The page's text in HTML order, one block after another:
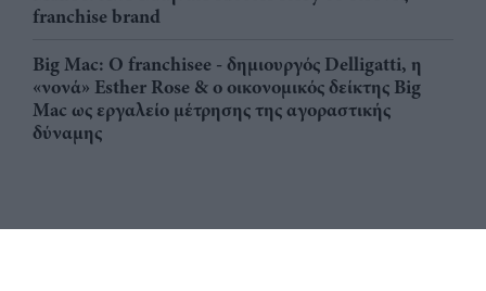
franchise brand
Big Mac: Ο franchisee - δημιουργός Delligatti, η
«νονά» Esther Rose & ο οικονομικός δείκτης Big
Mac ως εργαλείο μέτρησης της αγοραστικής
δύναμης